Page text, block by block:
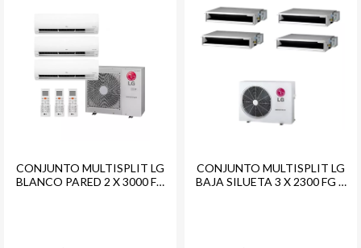
CONJUNTO MULTISPLIT LG
BLANCO PARED 2 X 3000 FG
CONJUNTO MULTISPLIT LG
BAJA SILUETA 3 X 2300 FG +